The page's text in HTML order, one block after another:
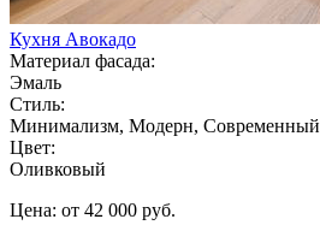
Кухня Авокадо
Материал фасада:
Эмаль
Стиль:
Минимализм, Модерн, Современный
Цвет:
Оливковый
Цена: от 42 000 руб.